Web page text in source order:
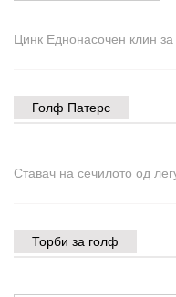
Цинк Еднонасочен клин
Голф Патерс
Ставач на сечилото од
Торби за голф